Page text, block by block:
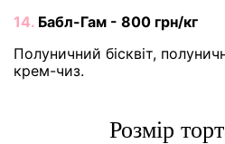
14. Бабл-Гам - 800 грн/кг
Полуничний бісквіт,
крем-чиз.
Розмір